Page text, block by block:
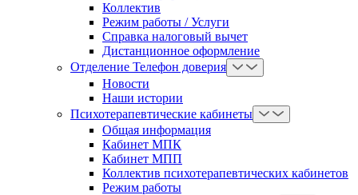
Коллектив
Режим работы / Услуги
Справка налоговый вычет
Дистанционное оформление
Отделение Телефон доверия
Новости
Наши истории
Психотерапевтические кабинеты
Общая информация
Кабинет МПК
Кабинет МПП
Коллектив психотерапевтических кабинетов
Режим работы